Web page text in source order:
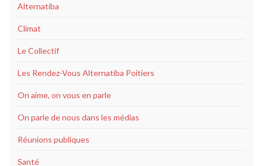
Alternatiba
Climat
Le Collectif
Les Rendez-Vous Alternatiba Poitiers
On aime, on vous en parle
On parle de nous dans les médias
Réunions publiques
Santé